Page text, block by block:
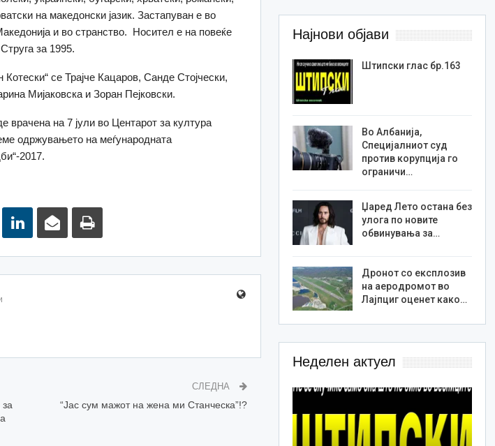
на македонски јазик. Застапуван е во
и во странство. Носител е на повеќе
за 1995.
се Трајче Кацаров, Санде Стојчески,
Мијаковска и Зоран Пејковски.
врачена на 7 јули во Центарот за култура
одржувањето на меѓународната
2017.
СЛЕДНА
“Јас сум мажот на жена ми Станческа”!?
Најнови објави
Штипски глас бр.163
Во Албанија,
Специјалниот суд
против корупција го
ограничи…
Џаред Лето остана без
улога по новите
обвинувања за…
Дронот со експлозив
на аеродромот во
Лајпциг оценет како…
Неделен актуел